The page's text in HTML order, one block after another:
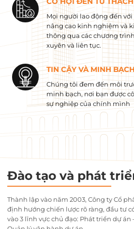
Mọi người lao động đến
nâng cao kinh nghiệm và
thông qua các chương
xuyên và liên tục.
TIN CẬY VÀ MINH BẠCH
Chúng tôi đem đến môi
minh bạch, nơi bạn được
sự nghiệp của chính mình
Đào tạo và phát
Thành lập vào năm 2003, Công ty Cổ
định hướng chiến lược rõ ràng, đầu tư
vào 3 lĩnh vực chủ đạo: Phát triển dự án